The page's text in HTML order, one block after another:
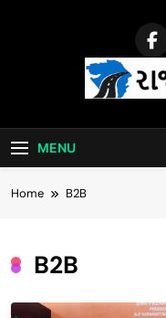
MENU
Home B2B
B2B